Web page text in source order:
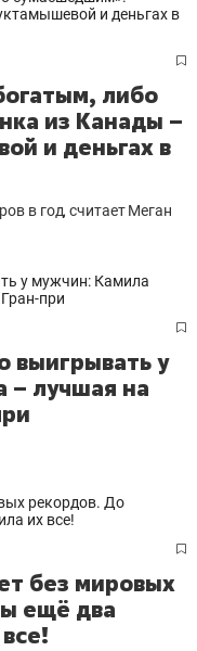
либо
из Канады –
и деньгах в
в год, считает Меган
выигрывать у
– лучшая на
без мировых
ещё два